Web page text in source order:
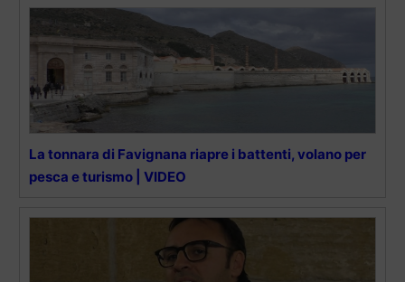
La tonnara di Favignana riapre i battenti, volano per
pesca e turismo | VIDEO